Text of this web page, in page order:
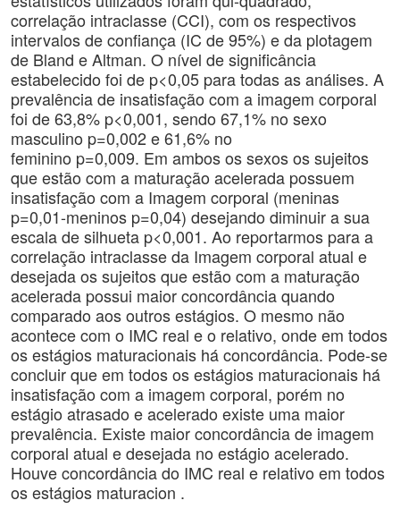
correlação intraclasse (CCI), com os respectivos
intervalos de confiança (IC de 95%) e da plotagem
de Bland e Altman. O nível de significância
estabelecido foi de p<0,05 para todas as análises. A
prevalência de insatisfação com a imagem corporal
foi de 63,8% p<0,001, sendo 67,1% no sexo
masculino p=0,002 e 61,6% no
feminino p=0,009. Em ambos os sexos os sujeitos
que estão com a maturação acelerada possuem
insatisfação com a Imagem corporal (meninas
p=0,01-meninos p=0,04) desejando diminuir a sua
escala de silhueta p<0,001. Ao reportarmos para a
correlação intraclasse da Imagem corporal atual e
desejada os sujeitos que estão com a maturação
acelerada possui maior concordância quando
comparado aos outros estágios. O mesmo não
acontece com o IMC real e o relativo, onde em todos
os estágios maturacionais há concordância. Pode-se
concluir que em todos os estágios maturacionais há
insatisfação com a imagem corporal, porém no
estágio atrasado e acelerado existe uma maior
prevalência. Existe maior concordância de imagem
corporal atual e desejada no estágio acelerado.
Houve concordância do IMC real e relativo em todos
os estágios maturacion .